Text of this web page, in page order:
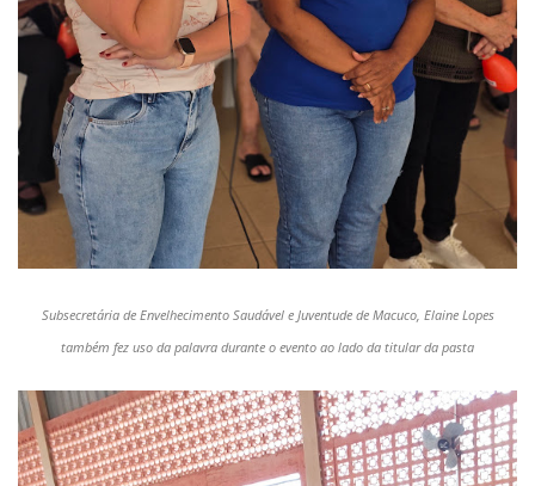
Subsecretária de Envelhecimento Saudável e Juventude de Macuco, Elaine Lopes
também fez uso da palavra durante o evento ao lado da titular da pasta